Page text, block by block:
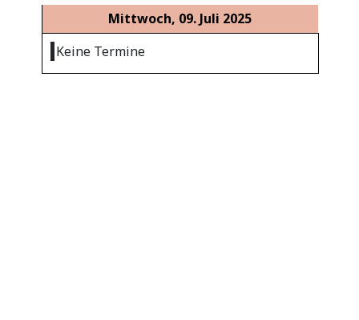
Mittwoch, 09. Juli 2025
Keine Termine